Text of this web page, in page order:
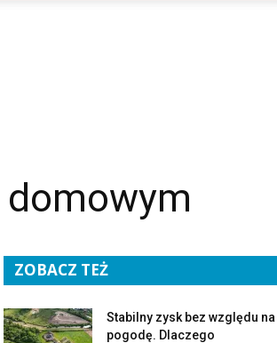
ZOBACZ TEŻ
Stabilny zysk bez względu na
pogodę. Dlaczego